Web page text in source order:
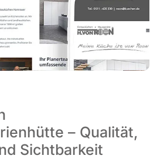
– Qualität,
Sichtbarkeit